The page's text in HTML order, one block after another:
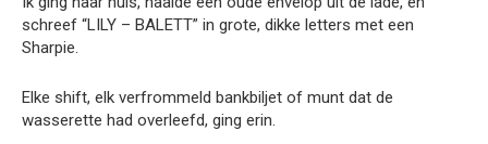
schreef “LILY – BALETT” in grote, dikke letters met een
Sharpie.
Elke shift, elk verfrommeld bankbiljet of munt dat de
wasserette had overleefd, ging erin.